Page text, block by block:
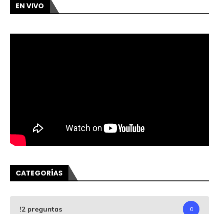
EN VIVO
CATEGORÍAS
!2 preguntas 0